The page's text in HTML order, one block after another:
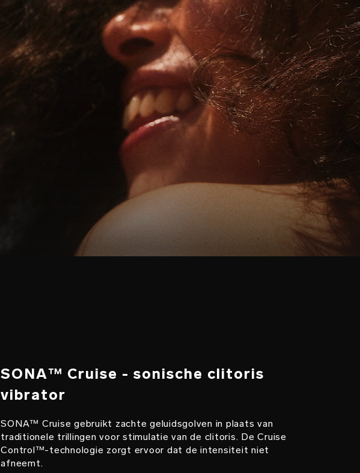
SONA™ Cruise - sonische clitoris
vibrator
SONA™ Cruise gebruikt zachte geluidsgolven in plaats van
traditionele trillingen voor stimulatie van de clitoris. De Cruise
Control™-technologie zorgt ervoor dat de intensiteit niet
afneemt.